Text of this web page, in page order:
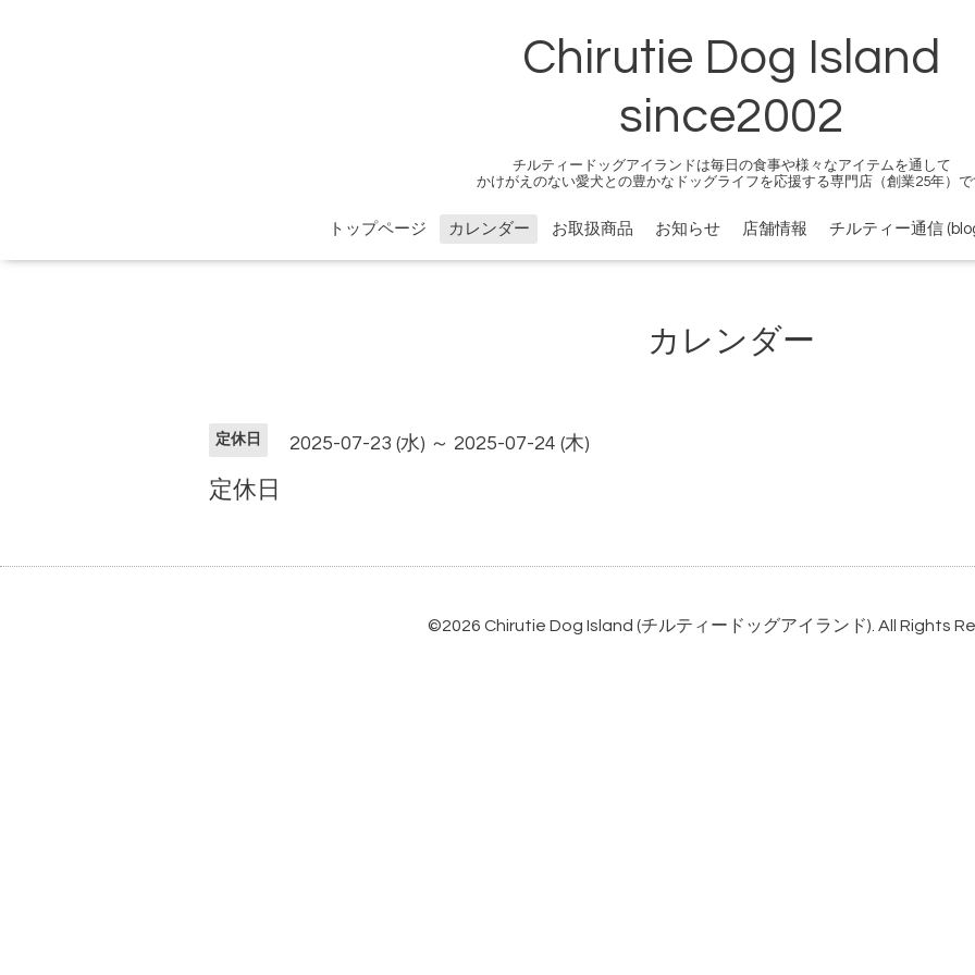
Chirutie Dog Island
since2002
チルティードッグアイランドは毎日の食事や様々なアイテムを通して
かけがえのない愛犬との豊かなドッグライフを応援する専門店（創業25年）で
トップページ カレンダー お取扱商品 お知らせ 店舗情報 チルティー通信
カレンダー
定休日 2025-07-23 (水) ～ 2025-07-24 (木)
定休日
©2026 Chirutie Dog Island (チルティードッグアイランド). All Rights